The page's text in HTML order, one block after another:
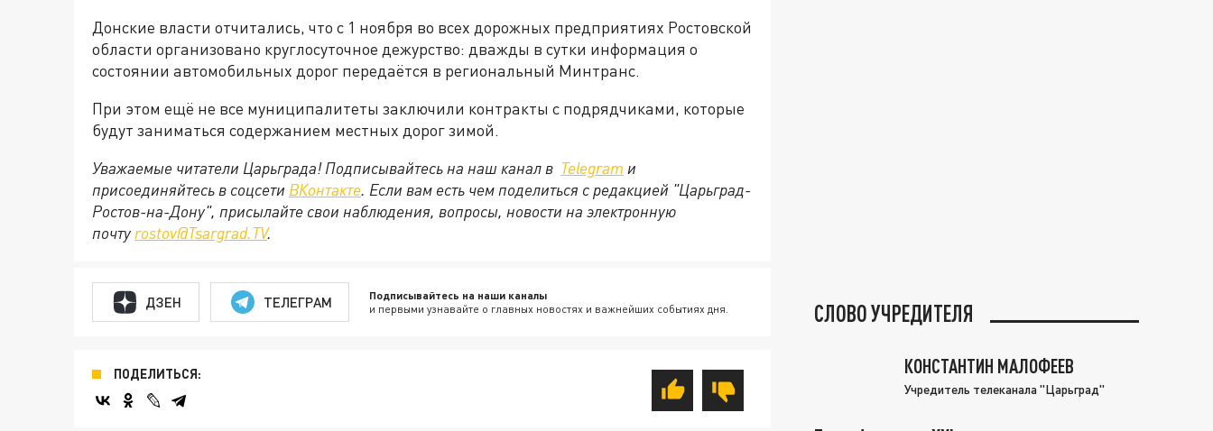
Донские власти отчитались, что с 1 ноября во всех дорожных предприятиях Ростовской
области организовано круглосуточное дежурство: дважды в сутки информация о
состоянии автомобильных дорог передаётся в региональный Минтранс.
При этом ещё не все муниципалитеты заключили контракты с подрядчиками, которые
будут заниматься содержанием местных дорог зимой.
Уважаемые читатели Царьграда! Подписывайтесь на наш канал в Telegram и
присоединяйтесь в соцсети ВКонтакте. Если вам есть чем поделиться с редакцией "Царьград-
Ростов-на-Дону", присылайте свои наблюдения, вопросы, новости на электронную
почту rostov@Tsargrad.ТV.
ДЗЕН ТЕЛЕГРАМ Подписывайтесь на наши каналы
и первыми узнавайте о главных новостях и важнейших событиях дня.
ПОДЕЛИТЬСЯ:
СЛОВО УЧРЕДИТЕЛЯ
КОНСТАНТИН МАЛОФЕЕВ
Учредитель телеканала "Царьград"